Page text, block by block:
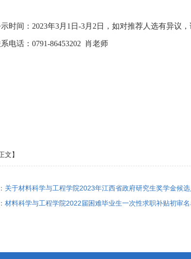
时间： 2023年3月 1 日 -3月 2 日，如对推荐人选有异议
电话： 0791-86453202 肖老师
文】
关于材料科学与工程学院2023年江西省政府研究生奖学金候
材料科学与工程学院2022届困难毕业生一次性求职补贴初审